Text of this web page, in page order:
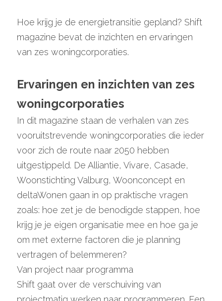
Hoe krijg je de energietransitie gepland? Shift
magazine bevat de inzichten en ervaringen
van zes woningcorporaties.
Ervaringen en inzichten van zes
woningcorporaties
In dit magazine staan de verhalen van zes
vooruitstrevende woningcorporaties die ieder
voor zich de route naar 2050 hebben
uitgestippeld. De Alliantie, Vivare, Casade,
Woonstichting Valburg, Woonconcept en
deltaWonen gaan in op praktische vragen
zoals: hoe zet je de benodigde stappen, hoe
krijg je je eigen organisatie mee en hoe ga je
om met externe factoren die je planning
vertragen of belemmeren?
Van project naar programma
Shift gaat over de verschuiving van